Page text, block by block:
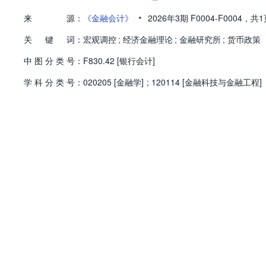
来
源： 《金融会计》 • 2026年3期 F0004-F0004， 共1
关
键 词： 宏观调控 ; 经济金融理论 ; 金融研究所 ; 货币政策
中 图 分 类 号： F830.42 [银行会计]
学 科 分 类 号： 020205 [金融学] ; 120114 [金融科技与金融工程]